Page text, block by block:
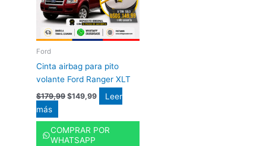
Ford
Cinta airbag para pito
volante Ford Ranger XLT
$179,99 $149,99
Leer
más
COMPRAR POR
WHATSAPP